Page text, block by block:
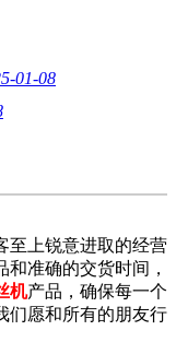
01-08
至上锐意进取的经营
和准确的交货时间，
机产品，确保每一个
们愿和所有的朋友行